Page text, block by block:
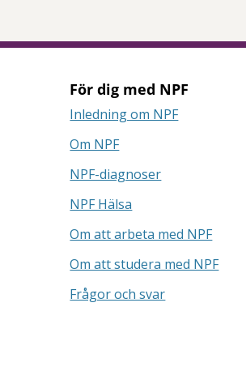
För dig med NPF
Inledning om NPF
Om NPF
NPF-diagnoser
NPF Hälsa
Om att arbeta med NPF
Om att studera med NPF
Frågor och svar